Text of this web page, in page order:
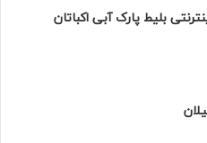
بلیط پارک آبی اکباتان